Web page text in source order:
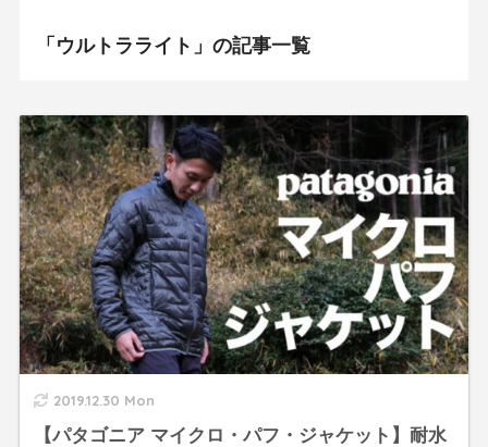
「ウルトラライト」の記事一覧
2019.12.30 Mon
【パタゴニア マイクロ・パフ・ジャケット】耐水